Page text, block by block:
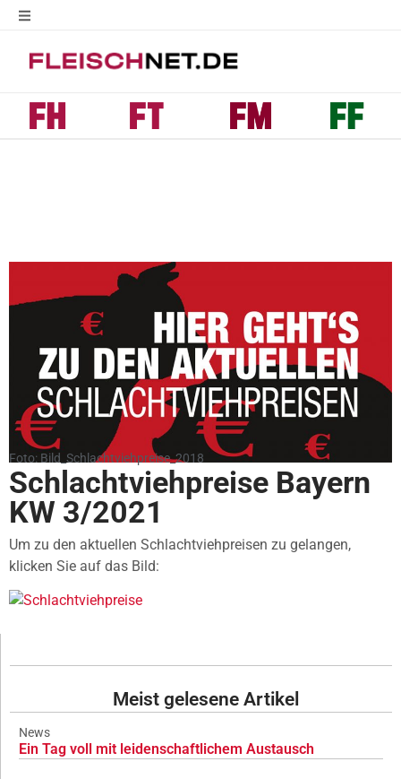
Foto: Bild_Schlachtviehpreise_2018
Schlachtviehpreise Bayern
KW 3/2021
Um zu den aktuellen Schlachtviehpreisen zu gelangen,
klicken Sie auf das Bild:
Meist gelesene Artikel
News
Ein Tag voll mit leidenschaftlichem Austausch